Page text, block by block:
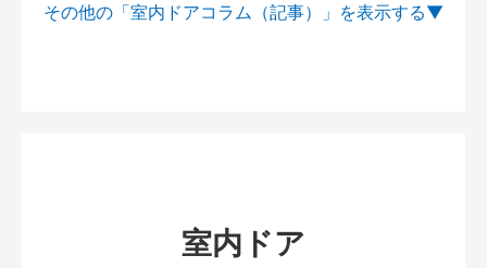
その他の「室内ドアコラム（記事）」を
室内ドア